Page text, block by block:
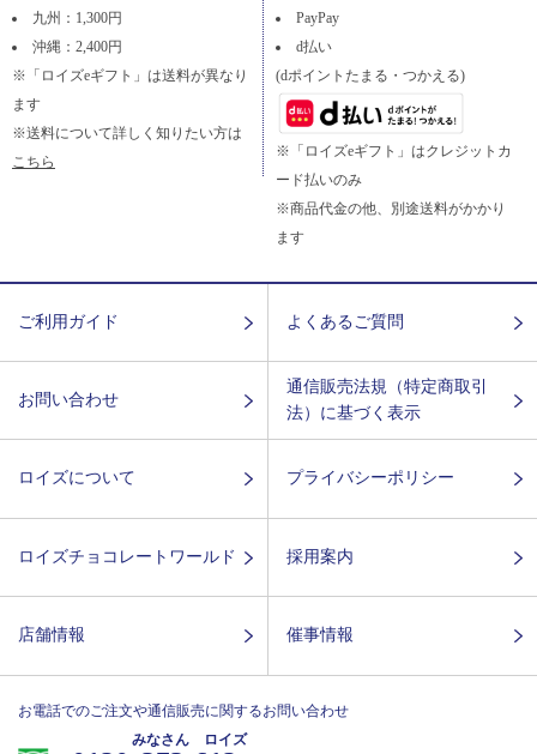
九州：1,300円
沖縄：2,400円
※「ロイズeギフト」は送料が異なり
ます
※送料について詳しく知りたい方は
こちら
PayPay
d払い
(dポイントたまる・つかえる)
※「ロイズeギフト」はクレジットカ
ード払いのみ
※商品代金の他、別途送料がかかり
ます
ご利用ガイド よくあるご質問
お問い合わせ
通信販売法規（特定商取引
法）に基づく表示
ロイズについて プライバシーポリシー
ロイズチョコレートワールド 採用案内
店舗情報 催事情報
お電話でのご注文や通信販売に関するお問い合わせ
みなさん ロイズ